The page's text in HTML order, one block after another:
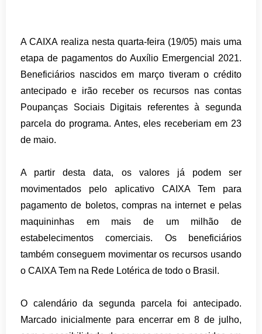
A CAIXA realiza nesta quarta-feira (19/05) mais uma
etapa de pagamentos do Auxílio Emergencial 2021.
Beneficiários nascidos em março tiveram o crédito
antecipado e irão receber os recursos nas contas
Poupanças Sociais Digitais referentes à segunda
parcela do programa. Antes, eles receberiam em 23
de maio.
A partir desta data, os valores já podem ser
movimentados pelo aplicativo CAIXA Tem para
pagamento de boletos, compras na internet e pelas
maquininhas em mais de um milhão de
estabelecimentos comerciais. Os beneficiários
também conseguem movimentar os recursos usando
o CAIXA Tem na Rede Lotérica de todo o Brasil.
O calendário da segunda parcela foi antecipado.
Marcado inicialmente para encerrar em 8 de julho,